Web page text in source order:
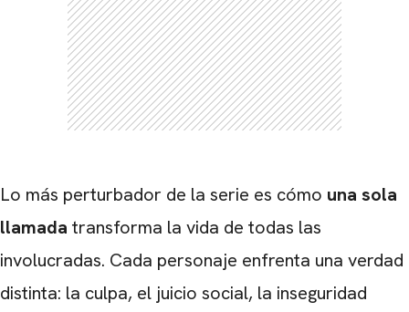
Lo más perturbador de la serie es cómo una sola
llamada transforma la vida de todas las
involucradas. Cada personaje enfrenta una verdad
distinta: la culpa, el juicio social, la inseguridad